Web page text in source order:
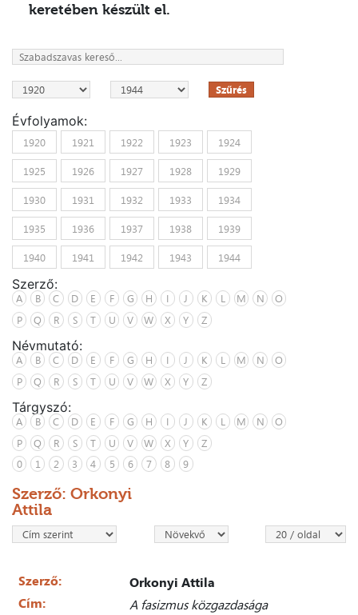
keretében készült el.
Szűrés
Évfolyamok:
1920 1921 1922 1923
1924
1925
1926 1927 1928
1929
1930
1931 1932 1933
1934
1935
1936 1937 1938
1939
1940
1941 1942 1943 1944
Szerző:
A B C D E F G H I J K L M N
O
P
Q R S T U V W X Y Z
Névmutató:
A B C D E F G H I J K L M N
O
P
Q R S T U V W X Y Z
Tárgyszó:
A B C D E F G H I J K L M N
O
P
Q R S T U V W X Y
Z
0
1 2 3 4 5 6 7 8 9
Szerző: Orkonyi
Attila
Szerző:
Orkonyi Attila
Cím:
A fasizmus közgazdasága